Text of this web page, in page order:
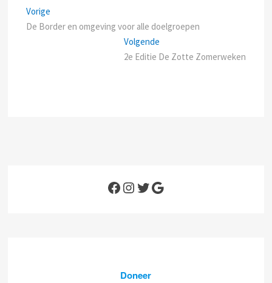
Bericht
navigatie
Vorige
post:
De Border en omgeving voor alle doelgroepen
VolgendeNext
post:
2e Editie De Zotte Zomerweken
Facebook
Instagram
Twitter
Google
Doneer